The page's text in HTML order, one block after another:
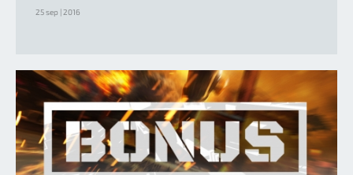
25 sep | 2016